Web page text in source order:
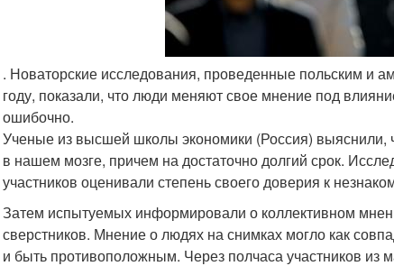
. Новаторские исследования, проведенные польским
году, показали, что люди меняют свое мнение под
ошибочно.
Ученые из высшей школы экономики (Россия) выяснили,
в нашем мозге, причем на достаточно долгий срок.
участников оценивали степень своего доверия к
Затем испытуемых информировали о коллективном
сверстников. Мнение о людях на снимках могло как
и быть противоположным. Через полчаса участников из